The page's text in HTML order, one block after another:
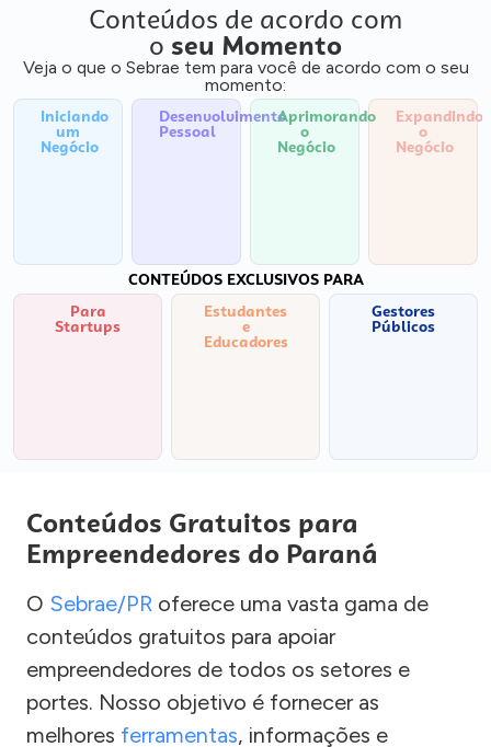
Conteúdos de acordo com
o seu Momento
Veja o que o Sebrae tem para você de acordo com o seu
momento:
Iniciando
um
Negócio
Desenvolvimento
Pessoal
Aprimorando
o
Negócio
Expandindo
o
Negócio
CONTEÚDOS EXCLUSIVOS PARA
Para
Startups
Estudantes
e
Educadores
Gestores
Públicos
Conteúdos Gratuitos para
Empreendedores do Paraná
O Sebrae/PR oferece uma vasta gama de
conteúdos gratuitos para apoiar
empreendedores de todos os setores e
portes. Nosso objetivo é fornecer as
melhores ferramentas, informações e